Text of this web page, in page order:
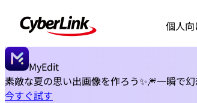
個人
MyEdit
素敵な夏の思い出画像を作ろう✨🎆一瞬で
今すぐ試す